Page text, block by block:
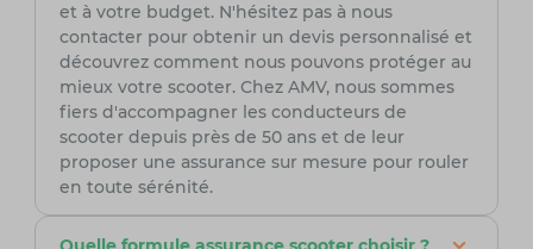
et à votre budget. N'hésitez pas à nous
contacter pour obtenir un devis personnalisé et
découvrez comment nous pouvons protéger au
mieux votre scooter. Chez AMV, nous sommes
fiers d'accompagner les conducteurs de
scooter depuis près de 50 ans et de leur
proposer une assurance sur mesure pour rouler
en toute sérénité.